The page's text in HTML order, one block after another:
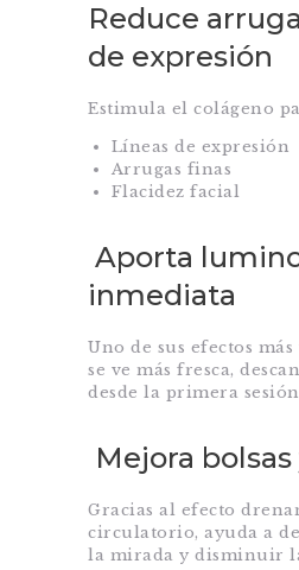
Reduce
de expresión
Estimula el colágeno
Líneas de expresión
Arrugas finas
Flacidez facial
Aporta
inmediata
Uno de sus efectos
se ve más fresca,
desde la primera
Mejora
Gracias al efecto
circulatorio, ayuda a
la mirada y disminuir